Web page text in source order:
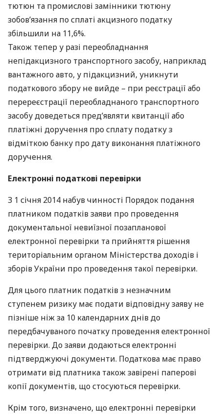
тютюн та промислові замінники тютюну
зобов’язання по сплаті акцизного податку
збільшили на 11,6%.
Також тепер у разі переобладнання
непідакцизного транспортного засобу, наприклад
вантажного авто, у підакцизний, уникнути
податкового збору не вийде – при реєстрації або
перереєстрації переобладнаного транспортного
засобу доведеться пред’являти квитанції або
платіжні доручення про сплату податку з
відміткою банку про дату виконання платіжного
доручення.
Електронні податкові перевірки
З 1 січня 2014 набув чинності Порядок подання
платником податків заяви про проведення
документальної невиїзної позапланової
електронної перевірки та прийняття рішення
територіальним органом Міністерства доходів і
зборів України про проведення такої перевірки.
Для цього платник податків з незначним
ступенем ризику має подати відповідну заяву не
пізніше ніж за 10 календарних днів до
передбачуваного початку проведення електронної
перевірки. До заяви додаються електронні
підтверджуючі документи. Податкова має право
отримати від платника також завірені паперові
копії документів, що стосуються перевірки.
Крім того, визначено, що електронні перевірки